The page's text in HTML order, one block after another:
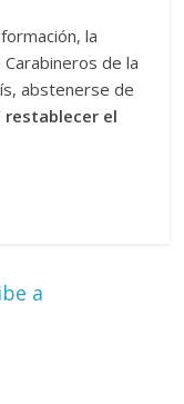
la
de la
abstenerse de
restablecer el
a